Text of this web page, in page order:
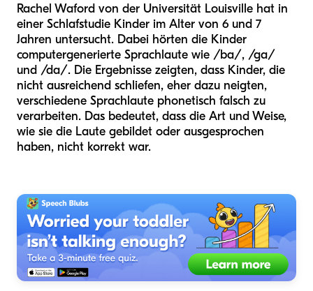
Rachel Waford von der Universität Louisville hat in
einer Schlafstudie Kinder im Alter von 6 und 7
Jahren untersucht. Dabei hörten die Kinder
computergenerierte Sprachlaute wie /ba/, /ga/
und /da/. Die Ergebnisse zeigten, dass Kinder, die
nicht ausreichend schliefen, eher dazu neigten,
verschiedene Sprachlaute phonetisch falsch zu
verarbeiten. Das bedeutet, dass die Art und Weise,
wie sie die Laute gebildet oder ausgesprochen
haben, nicht korrekt war.